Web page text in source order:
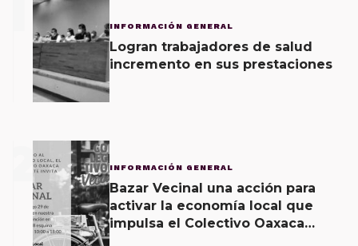
INFORMACIÓN GENERAL
Logran trabajadores de salud
incremento en sus prestaciones
2 INFORMACIÓN GENERAL
Bazar Vecinal una acción para
activar la economía local que
impulsa el Colectivo Oaxaca